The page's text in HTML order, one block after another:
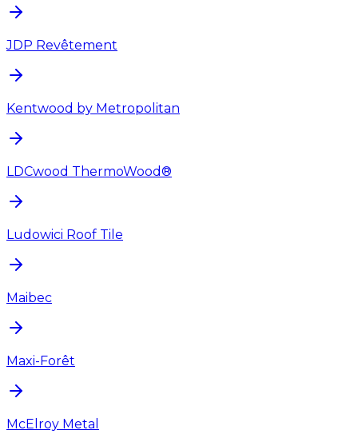
JDP Revêtement
Kentwood by Metropolitan
LDCwood ThermoWood®
Ludowici Roof Tile
Maibec
Maxi-Forêt
McElroy Metal